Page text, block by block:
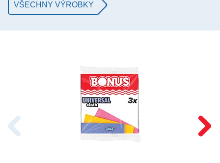
VŠECHNY VÝROBKY